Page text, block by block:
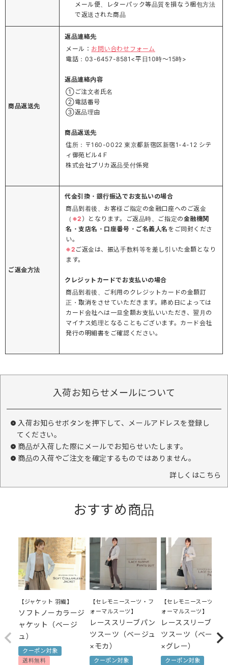
メール便、レターパック等品質を損なう梱包方法
で返送された商品
商品返送先
返品連絡先
メール： お問い合わせフォーム
電話：03-6457-8581<平日10時～15時>
返品連絡内容
①ご注文者氏名
②電話番号
③返品理由
商品返送先
住所：〒160-0022 東京都新宿区新宿1-4-12 シテ
ィ御苑ビル4Ｆ
株式会社プリカ返品受付係宛
ご返金方法
代金引換・銀行振込でお支払いの場合
商品到着後、お客様ご指定の金融口座へのご返金
（ ※2 ）となります。ご返品時、ご指定の金融機関
名・支店名・口座番号・ご名義人名 をご同封くださ
い。
※2 ご返金は、振込手数料等を差し引いた金額となり
ます。
クレジットカードでお支払いの場合
商品到着後、ご利用のクレジットカードの金額訂
正・取消をさせていただきます。締め日によっては
カード会社へは一旦全額お支払いいただき、翌月の
マイナス処理となることもございます。カード会社
発行の明細書をご確認ください。
入荷お知らせメールについて
入荷お知らせボタンを押下して、メールアドレスを登録し
てください。
商品が入荷した際にメールでお知らせいたします。
商品の入荷やご注文を確定するものではありません。
詳しくはこちら
おすすめ商品
【ジャケット 羽織】
ソフトノーカラージ
ャケット（ベージ
ュ）
クーポン対象
送料無料
【セレモニースーツ・フ
ォーマルスーツ】
レーススリーブパン
ツスーツ（ベージュ
×モカ）
クーポン対象
【セレモニースーツ・フ
ォーマルスーツ】
レーススリーブパン
ツスーツ（ベージュ
×グレー）
クーポン対象